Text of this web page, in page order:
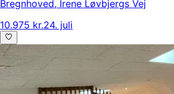
Bregnhoved, Irene Løvbjergs Vej
10.975 kr.24. juli